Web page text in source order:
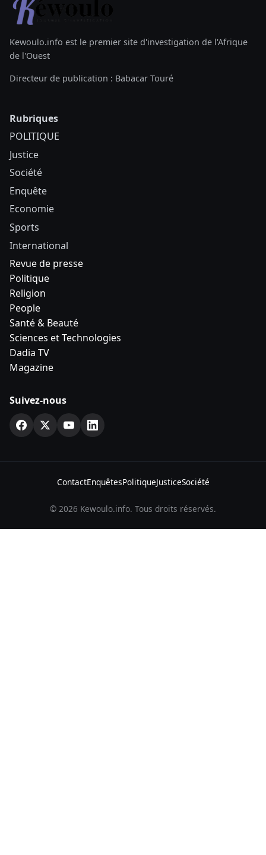
Kewoulo.info est le premier site d'investigation de l'Afrique
de l'Ouest
Directeur de publication : Babacar Touré
Rubriques
POLITIQUE
Justice
Société
Enquête
Economie
Sports
International
Revue de presse
Politique
Religion
People
Santé & Beauté
Sciences et Technologies
Dadia TV
Magazine
Suivez-nous
ContactEnquêtesPolitiqueJusticeSociété
© 2026 Kewoulo.info. Tous droits réservés.